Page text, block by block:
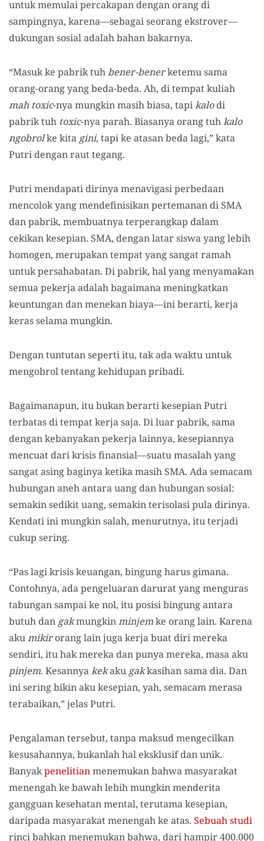
untuk memulai percakapan dengan orang di
sampingnya, karena—sebagai seorang ekstrover—
dukungan sosial adalah bahan bakarnya.
“Masuk ke pabrik tuhbener-benerketemu sama
orang-orang yang beda-beda. Ah, di tempat kuliah
mah toxic-nya mungkin masih biasa, tapikalodi
pabrik tuh toxic-nya parah. Biasanya orang tuhkalo
ngobrolke kita gini, tapi ke atasan beda lagi,” kata
Putri dengan raut tegang.
Putri mendapati dirinya menavigasi perbedaan
mencolok yang mendefinisikan pertemanan di SMA
dan pabrik, membuatnya terperangkap dalam
cekikan kesepian. SMA, dengan latar siswa yang lebih
homogen, merupakan tempat yang sangat ramah
untuk persahabatan. Di pabrik, hal yang menyamakan
semua pekerja adalah bagaimana meningkatkan
keuntungan dan menekan biaya—ini berarti, kerja
keras selama mungkin.
Dengan tuntutan seperti itu, tak ada waktu untuk
mengobrol tentang kehidupan pribadi.
Bagaimanapun, itu bukan berarti kesepian Putri
terbatas di tempat kerja saja. Di luar pabrik, sama
dengan kebanyakan pekerja lainnya, kesepiannya
mencuat dari krisis finansial—suatu masalah yang
sangat asing baginya ketika masih SMA. Ada semacam
hubungan aneh antara uang dan hubungan sosial:
semakin sedikit uang, semakin terisolasi pula dirinya.
Kendati ini mungkin salah, menurutnya, itu terjadi
cukup sering.
“Pas lagi krisis keuangan, bingung harus gimana.
Contohnya, ada pengeluaran darurat yang menguras
tabungan sampai ke nol, itu posisi bingung antara
butuh dan gakmungkinminjemke orang lain. Karena
akumikirorang lain juga kerja buat diri mereka
sendiri, itu hak mereka dan punya mereka, masa aku
pinjem. Kesannyakekaku gakkasihan sama dia. Dan
ini sering bikin aku kesepian, yah, semacam merasa
terabaikan,” jelas Putri.
Pengalaman tersebut, tanpa maksud mengecilkan
kesusahannya, bukanlah hal eksklusif dan unik.
Banyakpenelitianmenemukan bahwa masyarakat
menengah ke bawah lebih mungkin menderita
gangguan kesehatan mental, terutama kesepian,
daripada masyarakat menengah ke atas. Sebuah studi
rinci bahkan menemukan bahwa, dari hampir 400.000